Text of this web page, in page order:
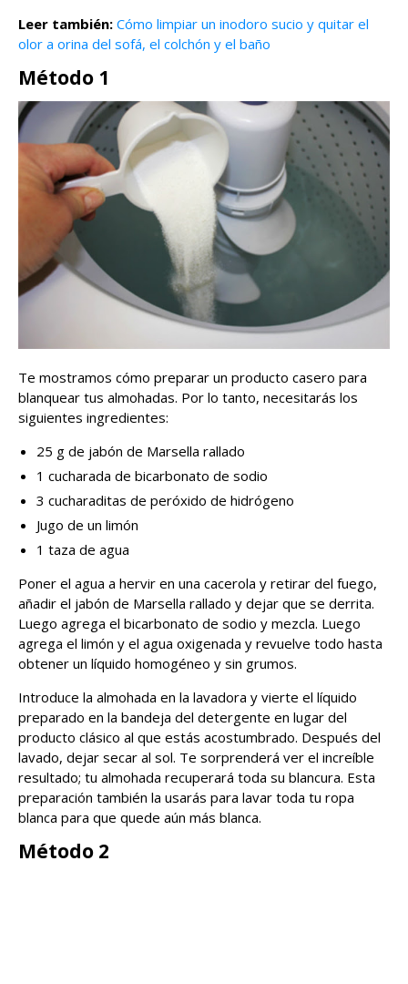
Leer también: Cómo limpiar un inodoro sucio y quitar el
olor a orina del sofá, el colchón y el baño
Método 1
Te mostramos cómo preparar un producto casero para
blanquear tus almohadas. Por lo tanto, necesitarás los
siguientes ingredientes:
25 g de jabón de Marsella rallado
1 cucharada de bicarbonato de sodio
3 cucharaditas de peróxido de hidrógeno
Jugo de un limón
1 taza de agua
Poner el agua a hervir en una cacerola y retirar del fuego,
añadir el jabón de Marsella rallado y dejar que se derrita.
Luego agrega el bicarbonato de sodio y mezcla. Luego
agrega el limón y el agua oxigenada y revuelve todo hasta
obtener un líquido homogéneo y sin grumos.
Introduce la almohada en la lavadora y vierte el líquido
preparado en la bandeja del detergente en lugar del
producto clásico al que estás acostumbrado. Después del
lavado, dejar secar al sol. Te sorprenderá ver el increíble
resultado; tu almohada recuperará toda su blancura. Esta
preparación también la usarás para lavar toda tu ropa
blanca para que quede aún más blanca.
Método 2